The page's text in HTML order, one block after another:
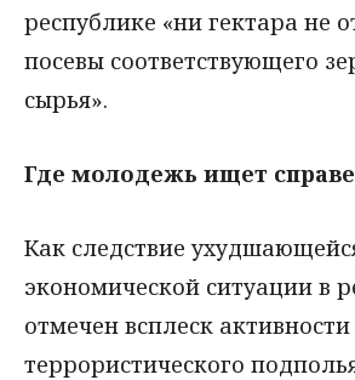
республике «ни гектара не
посевы соответствующего
сырья».
Где молодежь ищет
Как следствие
экономической ситуации в
отмечен всплеск активности
террористического